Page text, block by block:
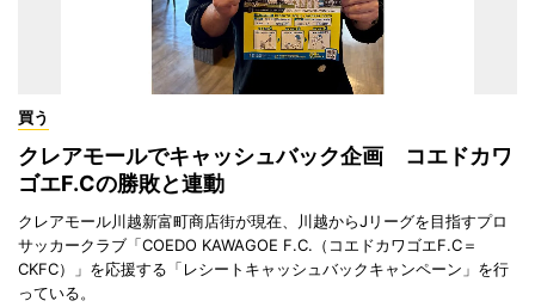
買う
クレアモールでキャッシュバック企画 コエドカワ
ゴエF.Cの勝敗と連動
クレアモール川越新富町商店街が現在、川越からJリーグを目指すプロ
サッカークラブ「COEDO KAWAGOE F.C.（コエドカワゴエF.C＝
CKFC）」を応援する「レシートキャッシュバックキャンペーン」を行
っている。